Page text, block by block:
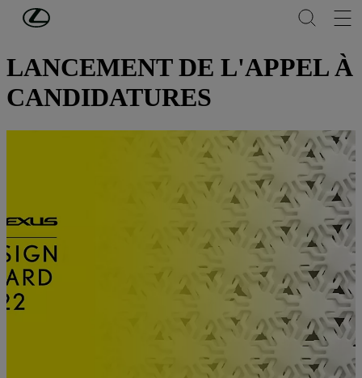
Passer au contenu principal
DÉCOUVREZ LEXUS
LANCEMENT DE L'APPEL À
CANDIDATURES